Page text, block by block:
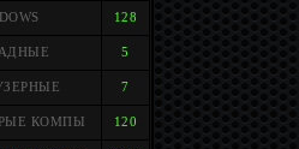
128
5
7
КОМПЫ 120